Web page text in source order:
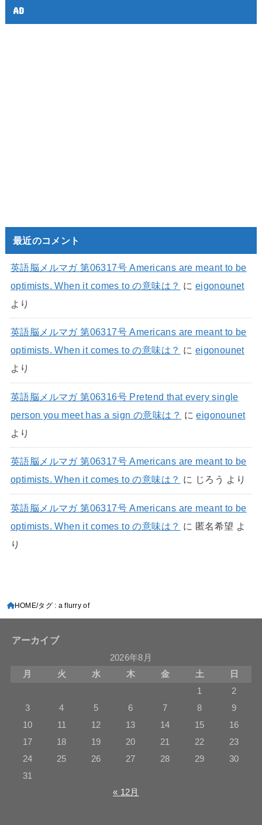
AD
最近のコメント
英語脳メルマガ 第06317号 Americans are meant to be
optimists. When it comes to の意味は？ に eigonounet
より
英語脳メルマガ 第06317号 Americans are meant to be
optimists. When it comes to の意味は？ に eigonounet
より
英語脳メルマガ 第06316号 Pretend that every single
person you meet has a sign の意味は？ にeigonounet
より
英語脳メルマガ 第06317号 Americans are meant to be
optimists. When it comes to の意味は？ に じろう より
英語脳メルマガ 第06317号 Americans are meant to be
optimists. When it comes to の意味は？ に 匿名希望 よ
り
HOME タグ : a flurry of
アーカイブ
2026年8月
月
火 水 木 金 土
日
1
2
3
4 5 6 7 8
9
10
11 12 13 14 15
16
17
18 19 20 21 22
23
24
25 26 27 28 29
30
31
« 12月